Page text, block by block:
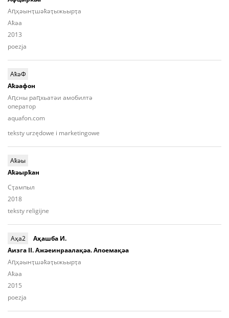
Аԥ­ҳәынҭ­шәҟәҭы­жьыp­ҭа
Aҟәа
2013
poezja
АҟәФ
Aҟәафон
Аԥсны раԥхьатәи амобилтә
оператор
aquafon.com
teksty urzędowe i marketingowe
Аҟәы
Аҟәырҟан
Сҭампыл
2018
teksty religijne
Аҳа2
Аҳашба И.
Аизга II. Ажәеинраалақәа. Апоемақәа
Аԥ­ҳәынҭ­шәҟәҭы­жьыр­ҭa
Aҟәа
2015
poezja